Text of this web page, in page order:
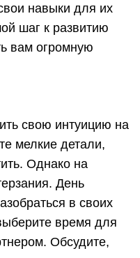
навыки для их
шаг к развитию
вам огромную
свою интуицию на
мелкие детали,
Однако на
День
в своих
время для
Обсудите,